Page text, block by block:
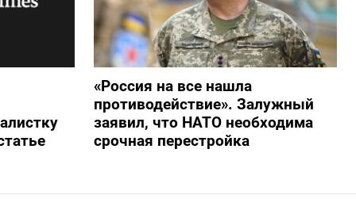
«Россия на все нашла
противодействие». Залужный
заявил, что НАТО необходима
срочная перестройка